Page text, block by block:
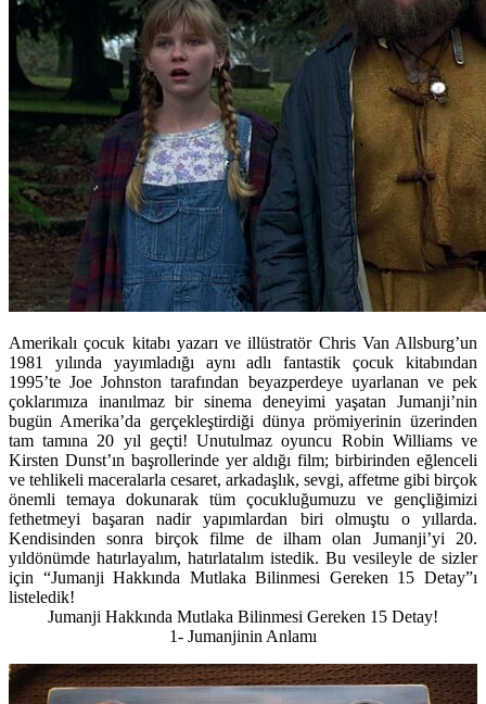
Amerikalı çocuk kitabı yazarı ve illüstratör Chris Van Allsburg’un
1981 yılında yayımladığı aynı adlı fantastik çocuk kitabından
1995’te Joe Johnston tarafından beyazperdeye uyarlanan ve pek
çoklarımıza inanılmaz bir sinema deneyimi yaşatan Jumanji’nin
bugün Amerika’da gerçekleştirdiği dünya prömiyerinin üzerinden
tam tamına 20 yıl geçti! Unutulmaz oyuncu Robin Williams ve
Kirsten Dunst’ın başrollerinde yer aldığı film; birbirinden eğlenceli
ve tehlikeli maceralarla cesaret, arkadaşlık, sevgi, affetme gibi birçok
önemli temaya dokunarak tüm çocukluğumuzu ve gençliğimizi
fethetmeyi başaran nadir yapımlardan biri olmuştu o yıllarda.
Kendisinden sonra birçok filme de ilham olan Jumanji’yi 20.
yıldönümde hatırlayalım, hatırlatalım istedik. Bu vesileyle de sizler
için “Jumanji Hakkında Mutlaka Bilinmesi Gereken 15 Detay”ı
listeledik!
Jumanji Hakkında Mutlaka Bilinmesi Gereken 15 Detay!
1- Jumanjinin Anlamı